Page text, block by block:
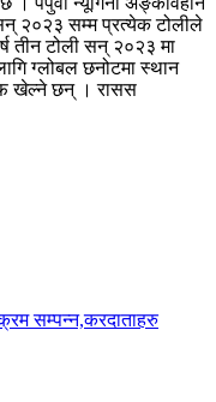
२०२३ सम्म प्रत्येक टोलीले
तीन टोली सन् २०२३ मा
ग्लोबल छनोटमा स्थान
खेल्ने छन् । रासस
सम्पन्न,करदाताहरु